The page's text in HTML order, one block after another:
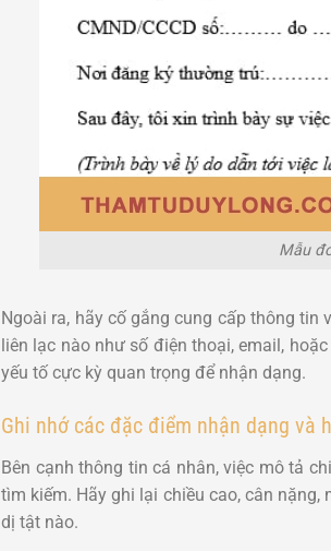
Mẫu
Ngoài ra, hãy cố gắng cung cấp thông tin
liên lạc nào như số điện thoại, email,
yếu tố cực kỳ quan trọng để nhận dạng.
Ghi nhớ các đặc điểm nhận dạng và
Bên cạnh thông tin cá nhân, việc mô tả
tìm kiếm. Hãy ghi lại chiều cao, cân
dị tật nào.